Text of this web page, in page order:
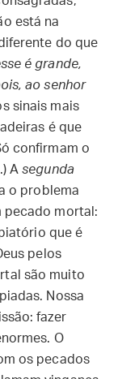
está na
do que
é grande,
ao senhor
sinais mais
é que
confirmam o
Asegunda
o problema
pecado mortal:
que é
pelos
são muito
Nossa
fazer
O
os pecados